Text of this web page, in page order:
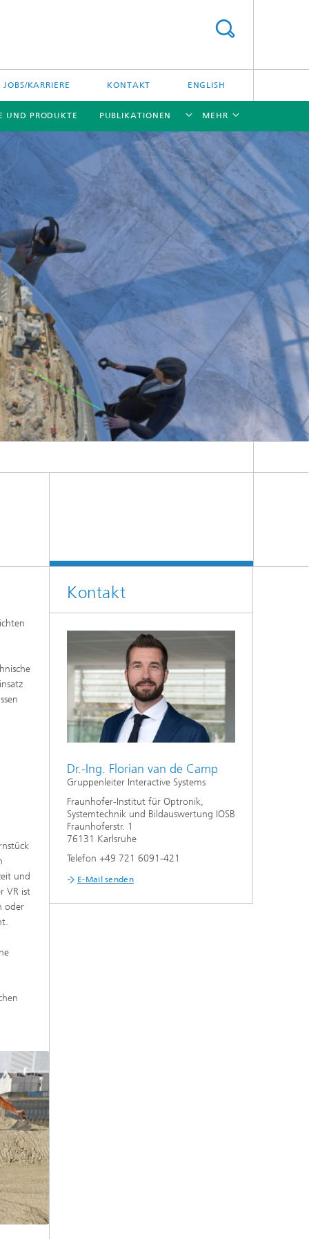
JOBS/KARRIERE KONTAKT ENGLISH
UND PRODUKTE PUBLIKATIONEN MEHR
und
VR ist
oder
Kontakt
Dr.-Ing. Florian van de Camp
Gruppenleiter Interactive Systems
Fraunhofer-Institut für Optronik,
Systemtechnik und Bildauswertung IOSB
Fraunhoferstr. 1
76131 Karlsruhe
Telefon +49 721 6091-421
E-Mail senden